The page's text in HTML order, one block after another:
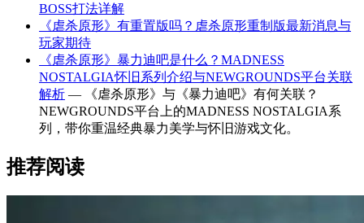
BOSS打法详解
《虐杀原形》有重置版吗？虐杀原形重制版最新消息与
玩家期待
《虐杀原形》暴力迪吧是什么？MADNESS
NOSTALGIA怀旧系列介绍与NEWGROUNDS平台关联
解析 — 《虐杀原形》与《暴力迪吧》有何关联？
NEWGROUNDS平台上的MADNESS NOSTALGIA系
列，带你重温经典暴力美学与怀旧游戏文化。
推荐阅读